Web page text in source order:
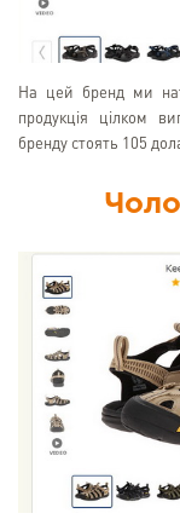
На цей бренд ми
продукція цілком
бренду стоять 105